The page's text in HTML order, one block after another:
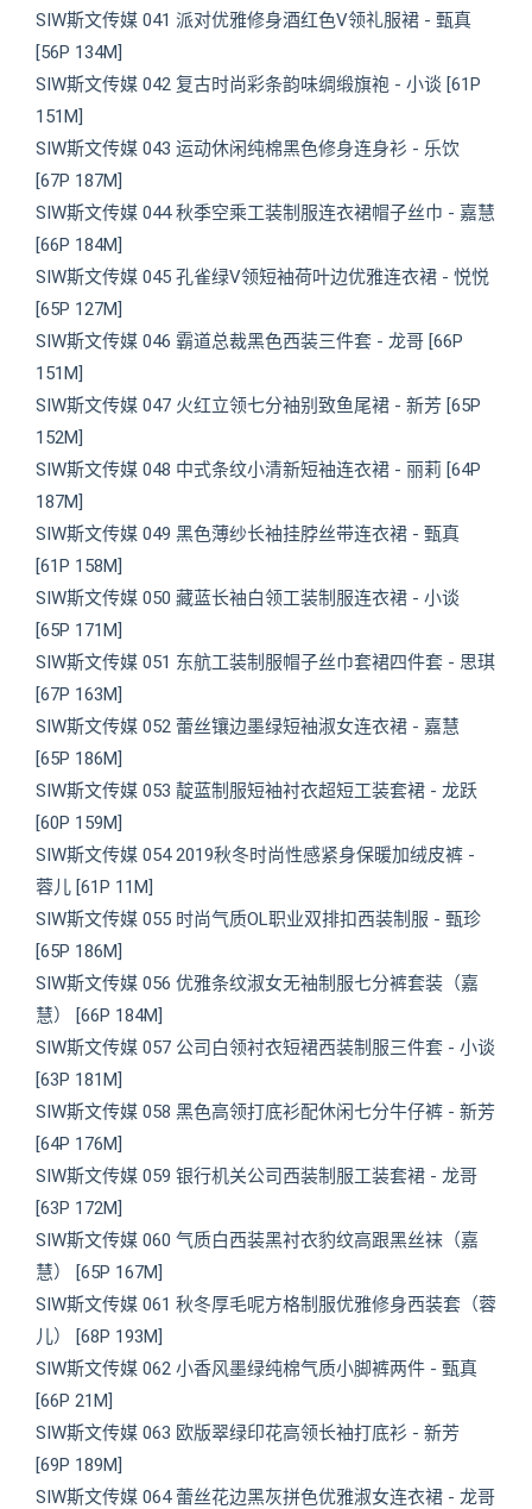
SIW斯文传媒 041 派对优雅修身酒红色V领礼服裙 - 甄真
[56P 134M]
SIW斯文传媒 042 复古时尚彩条韵味绸缎旗袍 - 小谈 [61P
151M]
SIW斯文传媒 043 运动休闲纯棉黑色修身连身衫 - 乐饮
[67P 187M]
SIW斯文传媒 044 秋季空乘工装制服连衣裙帽子丝巾 - 嘉慧
[66P 184M]
SIW斯文传媒 045 孔雀绿V领短袖荷叶边优雅连衣裙 - 悦悦
[65P 127M]
SIW斯文传媒 046 霸道总裁黑色西装三件套 - 龙哥 [66P
151M]
SIW斯文传媒 047 火红立领七分袖别致鱼尾裙 - 新芳 [65P
152M]
SIW斯文传媒 048 中式条纹小清新短袖连衣裙 - 丽莉 [64P
187M]
SIW斯文传媒 049 黑色薄纱长袖挂脖丝带连衣裙 - 甄真
[61P 158M]
SIW斯文传媒 050 藏蓝长袖白领工装制服连衣裙 - 小谈
[65P 171M]
SIW斯文传媒 051 东航工装制服帽子丝巾套裙四件套 - 思琪
[67P 163M]
SIW斯文传媒 052 蕾丝镶边墨绿短袖淑女连衣裙 - 嘉慧
[65P 186M]
SIW斯文传媒 053 靛蓝制服短袖衬衣超短工装套裙 - 龙跃
[60P 159M]
SIW斯文传媒 054 2019秋冬时尚性感紧身保暖加绒皮裤 -
蓉儿 [61P 11M]
SIW斯文传媒 055 时尚气质OL职业双排扣西装制服 - 甄珍
[65P 186M]
SIW斯文传媒 056 优雅条纹淑女无袖制服七分裤套装（嘉
慧） [66P 184M]
SIW斯文传媒 057 公司白领衬衣短裙西装制服三件套 - 小谈
[63P 181M]
SIW斯文传媒 058 黑色高领打底衫配休闲七分牛仔裤 - 新芳
[64P 176M]
SIW斯文传媒 059 银行机关公司西装制服工装套裙 - 龙哥
[63P 172M]
SIW斯文传媒 060 气质白西装黑衬衣豹纹高跟黑丝袜（嘉
慧） [65P 167M]
SIW斯文传媒 061 秋冬厚毛呢方格制服优雅修身西装套（蓉
儿） [68P 193M]
SIW斯文传媒 062 小香风墨绿纯棉气质小脚裤两件 - 甄真
[66P 21M]
SIW斯文传媒 063 欧版翠绿印花高领长袖打底衫 - 新芳
[69P 189M]
SIW斯文传媒 064 蕾丝花边黑灰拼色优雅淑女连衣裙 - 龙哥